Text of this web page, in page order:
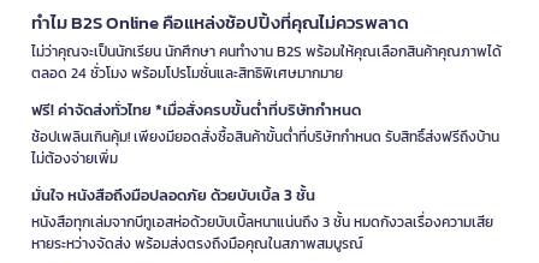
ทำไม B2S Online คือแหล่งช้อปปิ้งที่คุณไม่ควรพลาด
ไม่ว่าคุณจะเป็นนักเรียน นักศึกษา คนทำงาน B2S พร้อมให้คุณเลือกสินค้าคุณภาพได้
ตลอด 24 ชั่วโมง พร้อมโปรโมชั่นและสิทธิพิเศษมากมาย
ฟรี! ค่าจัดส่งทั่วไทย *เมื่อสั่งครบขั้นต่ำที่บริษัทกำหนด
ช้อปเพลินเกินคุ้ม! เพียงมียอดสั่งซื้อสินค้าขั้นต่ำที่บริษัทกำหนด รับสิทธิ์ส่งฟรีถึงบ้าน
ไม่ต้องจ่ายเพิ่ม
มั่นใจ หนังสือถึงมือปลอดภัย ด้วยบับเบิ้ล 3 ชั้น
หนังสือทุกเล่มจากบีทูเอสห่อด้วยบับเบิ้ลหนาแน่นถึง 3 ชั้น หมดกังวลเรื่องความเสีย
หายระหว่างจัดส่ง พร้อมส่งตรงถึงมือคุณในสภาพสมบูรณ์